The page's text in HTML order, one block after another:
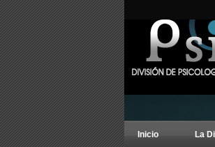
Inicio La